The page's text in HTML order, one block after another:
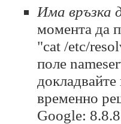
Има връзка
момента да
"cat /etc/
поле
временно
Google: